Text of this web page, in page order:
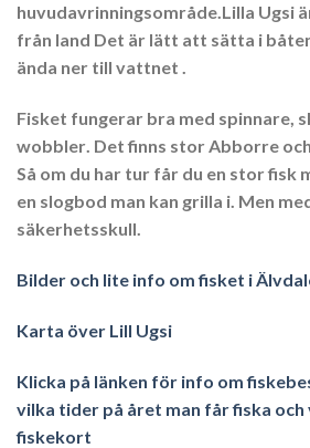
huvudavrinningsområde.Lilla Ugsi
från land Det är lätt att sätta i
ända ner till vattnet .
Fisket fungerar bra med spinnare,
wobbler. Det finns storAbborre och
Så om du har tur får du en stor fisk
en slogbod man kan grilla i. Men
säkerhetsskull.
Bilder och lite info om fisket i
Karta över Lill Ugsi
Klicka på länken för info om
vilka tider på året man får fiska och
fiskekort